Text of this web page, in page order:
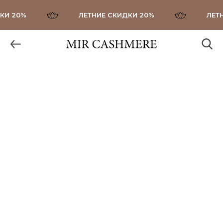
20% ЛЕТНИЕ СКИДКИ 20%